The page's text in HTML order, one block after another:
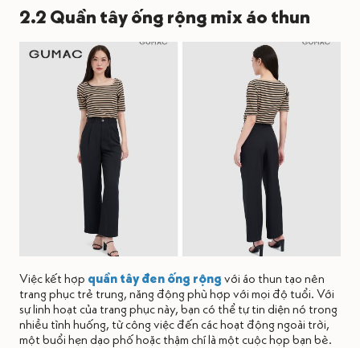
2.2 Quần tây ống rộng mix áo thun
Việc kết hợp quần tây đen ống rộng với áo thun tạo nên
trang phục trẻ trung, năng động phù hợp với mọi độ tuổi. Với
sự linh hoạt của trang phục này, bạn có thể tự tin diện nó trong
nhiều tình huống, từ công việc đến các hoạt động ngoài trời,
một buổi hẹn dạo phố hoặc thậm chí là một cuộc họp bạn bè.